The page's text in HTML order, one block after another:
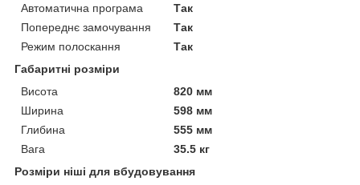
Автоматична програма
Так
Попереднє замочування
Так
Режим полоскання
Так
Габаритні розміри
Висота
820 мм
Ширина
598 мм
Глибина
555 мм
Вага
35.5 кг
Розміри ніші для вбудовування